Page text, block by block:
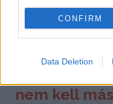
CONFIRM
Data Deletion
A klasszikus
forrása:
nem kell